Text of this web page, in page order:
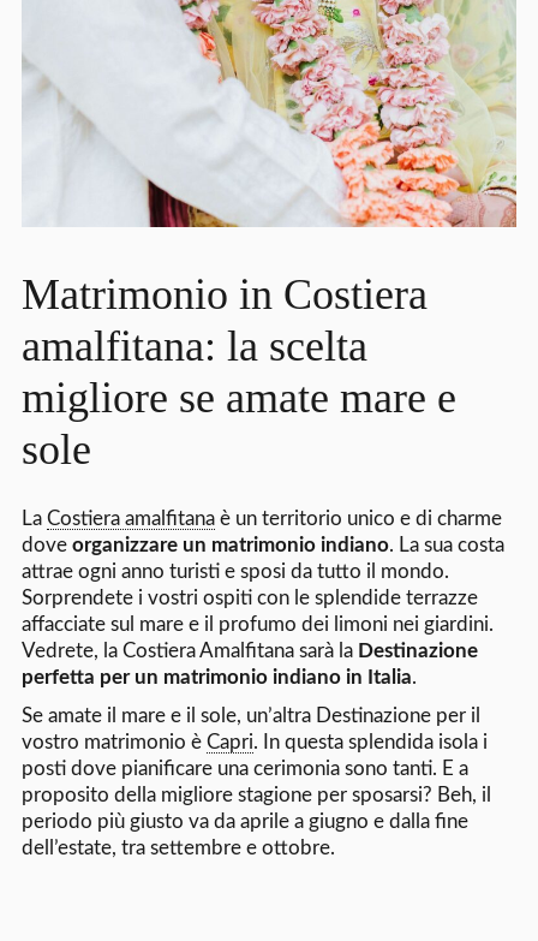
Matrimonio in Costiera
amalfitana: la scelta
migliore se amate mare e
sole
La Costiera amalfitanaè un territorio unico e di charme
dove organizzare un matrimonio indiano. La sua costa
attrae ogni anno turisti e sposi da tutto il mondo.
Sorprendete i vostri ospiti con le splendide terrazze
affacciate sul mare e il profumo dei limoni nei giardini.
Vedrete, la Costiera Amalfitana sarà la Destinazione
perfetta per un matrimonio indiano in Italia.
Se amate il mare e il sole, un’altra Destinazione per il
vostro matrimonio è Capri. In questa splendida isola i
posti dove pianificare una cerimonia sono tanti. E a
proposito della migliore stagione per sposarsi? Beh, il
periodo più giusto va da aprile a giugno e dalla fine
dell’estate, tra settembre e ottobre.